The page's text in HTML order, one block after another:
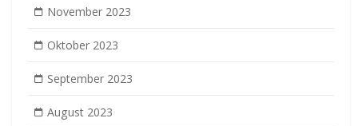
November 2023
Oktober 2023
September 2023
August 2023